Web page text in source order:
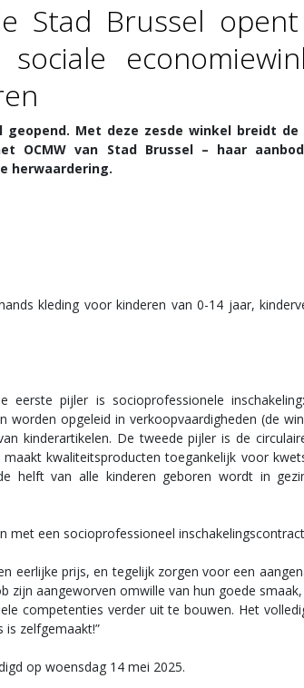
Stad Brussel opent
geopend. Met deze zesde winkel breidt de
OCMW van Stad Brussel – haar
herwaardering.
kleding voor kinderen van 0-14 jaar,
eerste pijler is socioprofessionele
opgeleid in verkoopvaardigheden (de
kinderartikelen. De tweede pijler is de
kwaliteitsproducten toegankelijk voor
helft van alle kinderen geboren wordt in
met een socioprofessioneel
eerlijke prijs, en tegelijk zorgen voor een
aangeworven omwille van hun goede
competenties verder uit te bouwen. Het
zelfgemaakt!”
op woensdag 14 mei 2025.